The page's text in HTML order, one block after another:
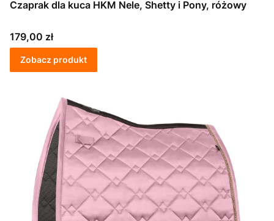
Czaprak dla kuca HKM Nele, Shetty i Pony, różowy
Cena
179,00 zł
Zobacz produkt